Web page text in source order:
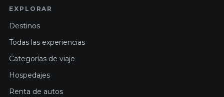
EXPLORAR
Destinos
Todas las experiencias
Categorías de viaje
Hospedajes
Renta de autos